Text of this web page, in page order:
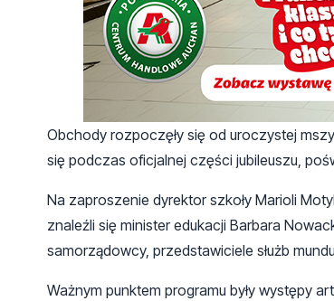
Obchody rozpoczęły się od uroczystej
się podczas oficjalnej części jubileuszu,
Na zaproszenie dyrektor szkoły Marioli
znaleźli się minister edukacji Barbara
samorządowcy, przedstawiciele służb
Ważnym punktem programu były występy